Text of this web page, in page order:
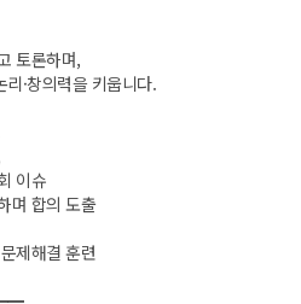
토론하며,
·창의력을 키웁니다.
이슈
며 합의 도출
제해결 훈련